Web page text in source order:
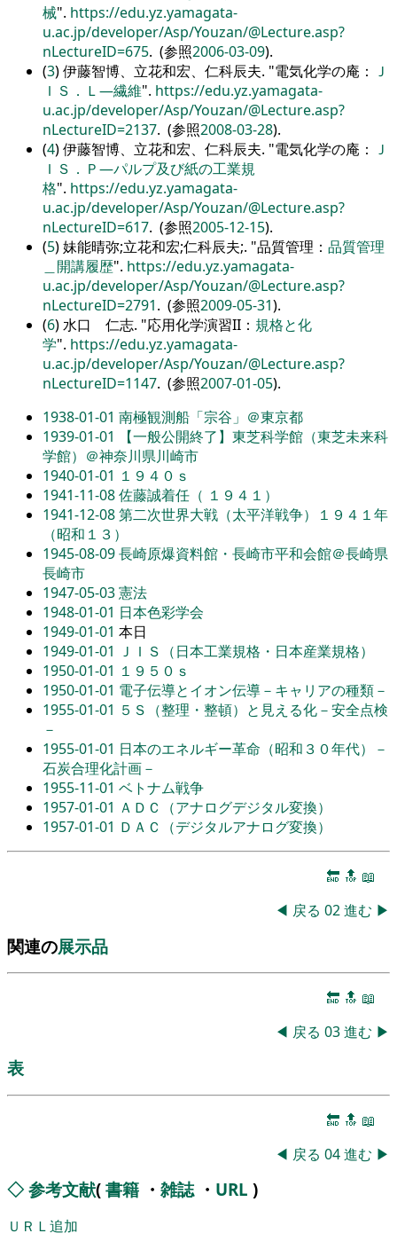
械 . https://edu.yz.yamagata-
u.ac.jp/developer/Asp/Youzan/@Lecture.asp?
nLectureID=675. (参照2006-03-09).
(3) 伊藤智博、立花和宏、仁科辰夫. 電気化学の庵： Ｊ
ＩＳ．Ｌ―繊維 . https://edu.yz.yamagata-
u.ac.jp/developer/Asp/Youzan/@Lecture.asp?
nLectureID=2137. (参照2008-03-28).
(4) 伊藤智博、立花和宏、仁科辰夫. 電気化学の庵： Ｊ
ＩＳ．Ｐ―パルプ及び紙の工業規
格 . https://edu.yz.yamagata-
u.ac.jp/developer/Asp/Youzan/@Lecture.asp?
nLectureID=617. (参照2005-12-15).
(5) 妹能晴弥;立花和宏;仁科辰夫;. 品質管理： 品質管理
＿開講履歴 . https://edu.yz.yamagata-
u.ac.jp/developer/Asp/Youzan/@Lecture.asp?
nLectureID=2791. (参照2009-05-31).
(6) 水口 仁志. 応用化学演習II： 規格と化
学 . https://edu.yz.yamagata-
u.ac.jp/developer/Asp/Youzan/@Lecture.asp?
nLectureID=1147. (参照2007-01-05).
1938-01-01 南極観測船「宗谷」＠東京都
1939-01-01
【一般公開終了】東芝科学館（東芝未来科
学館）＠神奈川県川崎市
1940-01-01 １９４０ｓ
1941-11-08佐藤誠着任（ １９４１）
1941-12-08第二次世界大戦（太平洋戦争）１９４１年
（昭和１３）
1945-08-09長崎原爆資料館・長崎市平和会館＠長崎県
長崎市
1947-05-03憲法
1948-01-01 日本色彩学会
1949-01-01 本日
1949-01-01 ＪＩＳ（日本工業規格・日本産業規格）
1950-01-01 １９５０ｓ
1950-01-01 電子伝導とイオン伝導－キャリアの種類－
1955-01-01 ５Ｓ（整理・整頓）と見える化－安全点検
－
1955-01-01 日本のエネルギー革命（昭和３０年代）－
石炭合理化計画－
1955-11-01 ベトナム戦争
1957-01-01 ＡＤＣ（アナログデジタル変換）
1957-01-01 ＤＡＣ（デジタルアナログ変換）
🔚 🔝 📖
◀ 戻る 02進む ▶
関連の展示品
🔚 🔝 📖
◀ 戻る 03進む ▶
表
🔚 🔝 📖
◀ 戻る 04進む ▶
◇ 参考文献( 書籍 ・ 雑誌・ URL )
ＵＲＬ追加